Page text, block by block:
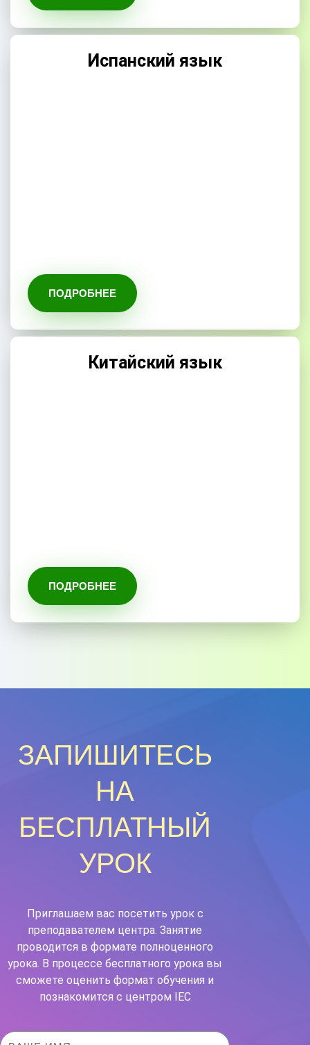
Испанский язык
ПОДРОБНЕЕ
Китайский язык
ПОДРОБНЕЕ
ЗАПИШИТЕСЬ
НА
БЕСПЛАТНЫЙ
УРОК
Приглашаем вас посетить урок с
преподавателем центра. Занятие
проводится в формате полноценного
урока. В процессе бесплатного урока вы
сможете оценить формат обучения и
познакомится с центром IEC